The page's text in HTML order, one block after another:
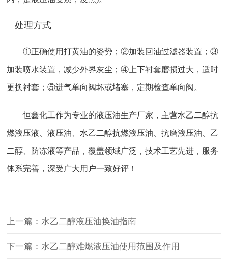
处理方式
①正确使用打黄油的姿势；②加装回油过滤器装置；③
加装喷水装置，减少外界灰尘；④上下衬套磨损过大，适时
更换衬套；⑤进气单向阀坏或堵塞，定期检查单向阀。
恒鑫化工作为专业的液压油生产厂家，主营水乙二醇抗
燃液压液 、液压油、 水乙二醇抗燃液压油 、抗磨液压油、 乙
二醇 防冻液等产品，覆盖领域广泛，技术工艺先进，服务
体系完善，深受广大用户一致好评！
上一篇：水乙二醇液压油换油指南
下一篇：水乙二醇难燃液压油使用范围及作用